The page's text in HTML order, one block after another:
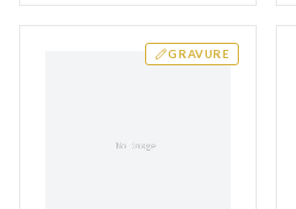
GRAVURE